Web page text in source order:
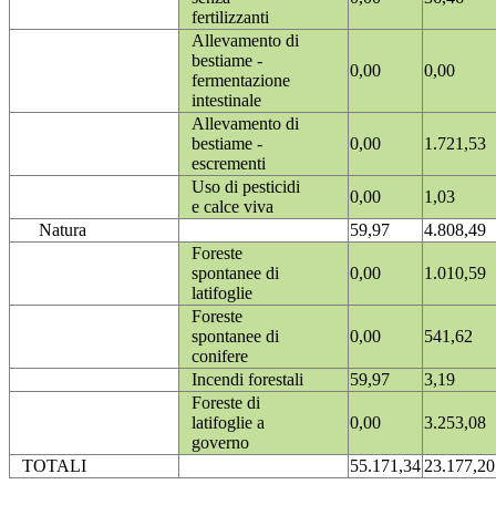
fertilizzanti
Allevamento di
bestiame -
fermentazione
intestinale
0,00 0,00
Allevamento di
bestiame -
escrementi
0,00 1.721,53
Uso di pesticidi
e calce viva
0,00
1,03
Natura
59,97
4.808,49
Foreste
spontanee di
latifoglie
0,00 1.010,59
Foreste
spontanee di
conifere
0,00 541,62
Incendi forestali 59,97
3,19
Foreste di
latifoglie a
governo
0,00 3.253,08
TOTALI 55.171,3423.177,20